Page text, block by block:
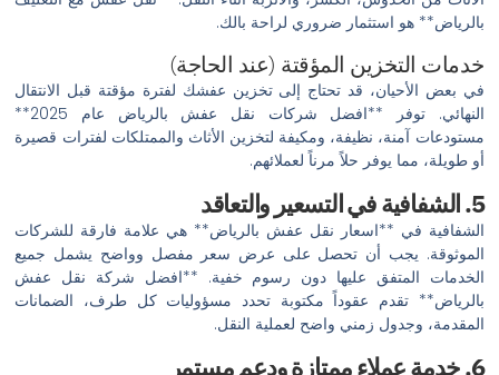
بالرياض** هو استثمار ضروري لراحة بالك.
خدمات التخزين المؤقتة (عند الحاجة)
في بعض الأحيان، قد تحتاج إلى تخزين عفشك لفترة مؤقتة قبل الانتقال
النهائي. توفر **افضل شركات نقل عفش بالرياض عام 2025**
مستودعات آمنة، نظيفة، ومكيفة لتخزين الأثاث والممتلكات لفترات قصيرة
أو طويلة، مما يوفر حلاً مرناً لعملائهم.
5. الشفافية في التسعير والتعاقد
الشفافية في **اسعار نقل عفش بالرياض** هي علامة فارقة للشركات
الموثوقة. يجب أن تحصل على عرض سعر مفصل وواضح يشمل جميع
الخدمات المتفق عليها دون رسوم خفية. **افضل شركة نقل عفش
بالرياض** تقدم عقوداً مكتوبة تحدد مسؤوليات كل طرف، الضمانات
المقدمة، وجدول زمني واضح لعملية النقل.
6. خدمة عملاء ممتازة ودعم مستمر